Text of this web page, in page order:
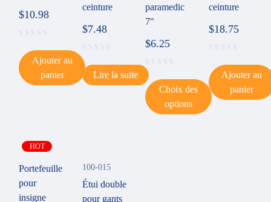
$10.98
Ajouter au
panier
ceinture
$7.48
Lire la suite
paramedic
7"
$6.25
Choix des
options
ceinture
$18.75
Ajouter au
panier
HOT
Portefeuille
pour
insigne
100-015
Étui double
pour gants